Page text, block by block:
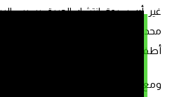
غير أن سرعة انتشار الحريق بسبب
محدودة التأثير، بينما اضطر عدد من
أطفالها، في انتظار وصول فرق الوقاية
ومع اتساع رقعة الحرائق، أعلنت